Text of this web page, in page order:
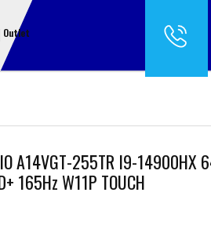
Outlet
A14VGT-255TR I9-14900HX
165Hz W11P TOUCH